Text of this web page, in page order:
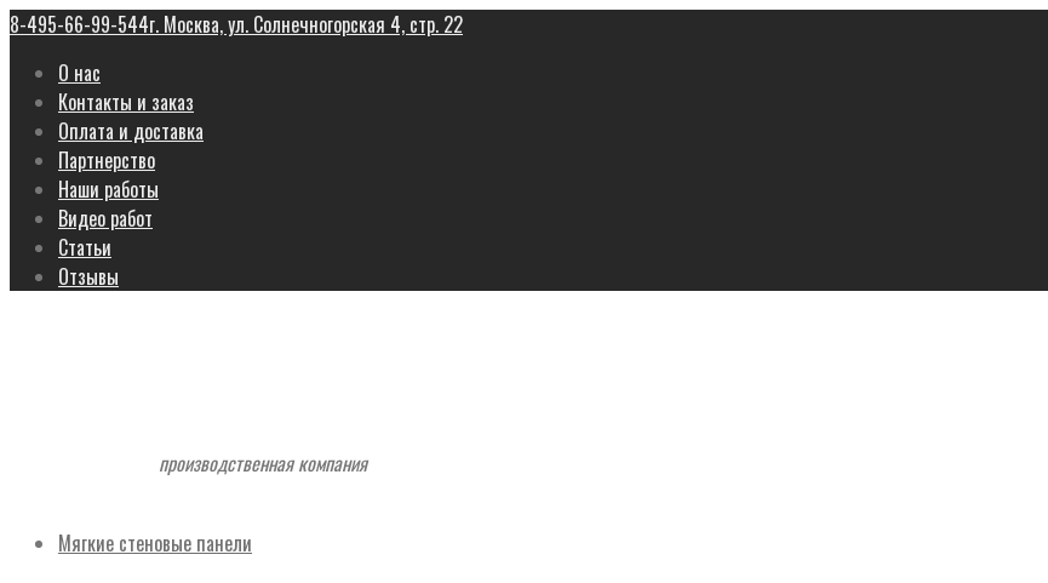
8-495-66-99-544г. Москва, ул. Солнечногорская 4, стр. 22
О нас
Контакты и заказ
Оплата и доставка
Партнерство
Наши работы
Видео работ
Статьи
Отзывы
производственная компания
Мягкие стеновые панели